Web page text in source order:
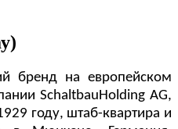
бренд на европейском
SchaltbauHolding AG,
году, штаб-квартира и